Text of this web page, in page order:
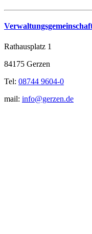
Rathausplatz 1
84175 Gerzen
Tel: 08744 9604-0
mail: info@gerzen.de